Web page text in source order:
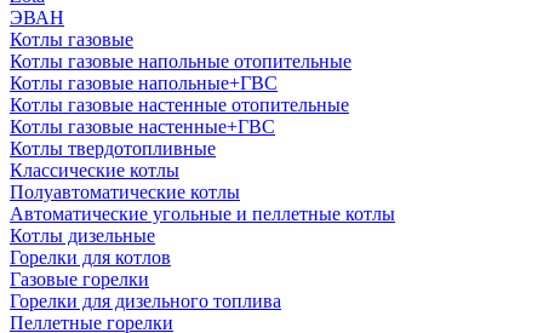
ЭВАН
Котлы газовые
Котлы газовые напольные отопительные
Котлы газовые напольные+ГВС
Котлы газовые настенные отопительные
Котлы газовые настенные+ГВС
Котлы твердотопливные
Классические котлы
Полуавтоматические котлы
Автоматические угольные и пеллетные котлы
Котлы дизельные
Горелки для котлов
Газовые горелки
Горелки для дизельного топлива
Пеллетные горелки